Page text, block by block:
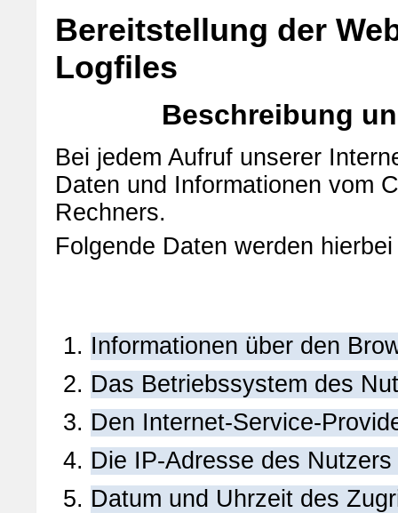
Bereitstellung der
Logfiles
Beschreibung
Bei jedem Aufruf unserer
Daten und Informationen vom
Rechners.
Folgende Daten werden
Informationen über den
Das Betriebssystem des
Den Internet-Service-
Die IP-Adresse des Nutzers
Datum und Uhrzeit des